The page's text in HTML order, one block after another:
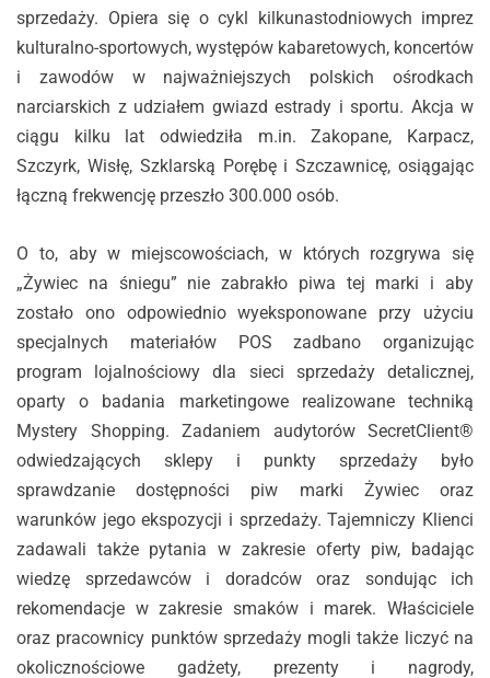
sprzedaży. Opiera się o cykl kilkunastodniowych imprez
kulturalno-sportowych, występów kabaretowych, koncertów
i zawodów w najważniejszych polskich ośrodkach
narciarskich z udziałem gwiazd estrady i sportu. Akcja w
ciągu kilku lat odwiedziła m.in. Zakopane, Karpacz,
Szczyrk, Wisłę, Szklarską Porębę i Szczawnicę, osiągając
łączną frekwencję przeszło 300.000 osób.
O to, aby w miejscowościach, w których rozgrywa się
„Żywiec na śniegu” nie zabrakło piwa tej marki i aby
zostało ono odpowiednio wyeksponowane przy użyciu
specjalnych materiałów POS zadbano organizując
program lojalnościowy dla sieci sprzedaży detalicznej,
oparty o badania marketingowe realizowane techniką
Mystery Shopping. Zadaniem audytorów SecretClient®
odwiedzających sklepy i punkty sprzedaży było
sprawdzanie dostępności piw marki Żywiec oraz
warunków jego ekspozycji i sprzedaży. Tajemniczy Klienci
zadawali także pytania w zakresie oferty piw, badając
wiedzę sprzedawców i doradców oraz sondując ich
rekomendacje w zakresie smaków i marek. Właściciele
oraz pracownicy punktów sprzedaży mogli także liczyć na
okolicznościowe gadżety, prezenty i nagrody,